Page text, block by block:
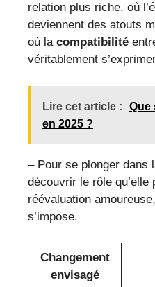
relation plus riche, où
deviennent des atouts
où la compatibilité
véritablement
Lire cet article :
Que
en 2025 ?
– Pour se plonger dans
découvrir le rôle
réévaluation
s’impose.
Changement
envisagé